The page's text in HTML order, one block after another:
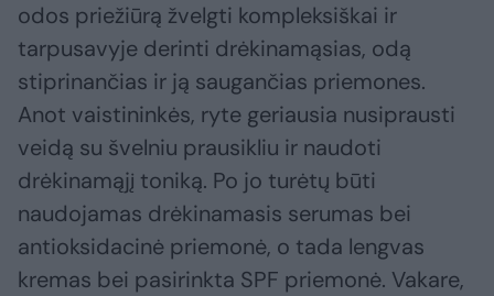
odos priežiūrą žvelgti kompleksiškai ir
tarpusavyje derinti drėkinamąsias, odą
stiprinančias ir ją saugančias priemones.
Anot vaistininkės, ryte geriausia nusiprausti
veidą su švelniu prausikliu ir naudoti
drėkinamąjį toniką. Po jo turėtų būti
naudojamas drėkinamasis serumas bei
antioksidacinė priemonė, o tada lengvas
kremas bei pasirinkta SPF priemonė. Vakare,